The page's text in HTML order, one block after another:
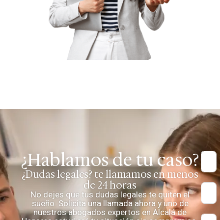
¿Hablamos de tu caso?
¿Dudas legales? te llamamos en menos
de 24 horas
No dejes que tus dudas legales te quiten el
sueño. Solicita una llamada ahora y uno de
nuestros abogados expertos en Alcalá de